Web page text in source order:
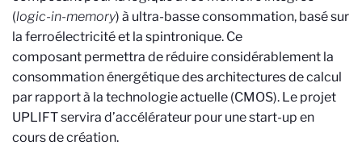
(logic-in-memory) à ultra-basse consommation, basé sur
la ferroélectricité et la spintronique. Ce
composant permettra de réduire considérablement la
consommation énergétique des architectures de calcul
par rapport à la technologie actuelle (CMOS). Le projet
UPLIFT servira d’accélérateur pour une start-up en
cours de création.